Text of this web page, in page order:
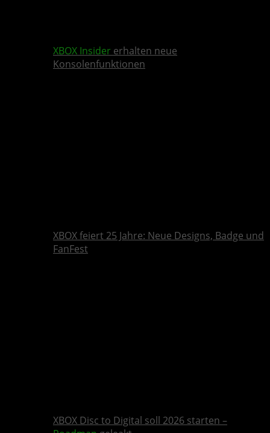
XBOX Insider erhalten neue
Konsolenfunktionen
XBOX feiert 25 Jahre: Neue Designs, Badge und
FanFest
XBOX Disc to Digital soll 2026 starten –